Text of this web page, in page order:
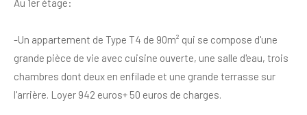
-Un appartement de Type T4 de 90m² qui se compose d'une
grande pièce de vie avec cuisine ouverte, une salle d'eau, trois
chambres dont deux en enfilade et une grande terrasse sur
l'arrière. Loyer 942 euros+ 50 euros de charges.